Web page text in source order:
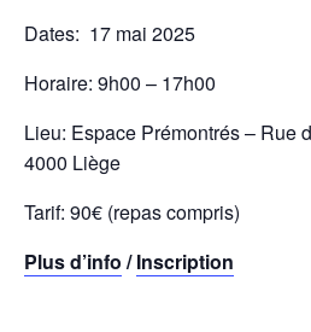
Dates: 17 mai 2025
Horaire: 9h00 – 17h00
Lieu: Espace Prémontrés – Rue
4000 Liège
Tarif: 90€ (repas compris)
Plus d’info /Inscription